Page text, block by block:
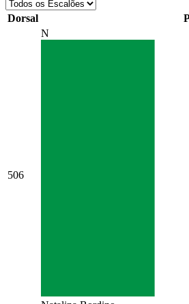
Dorsal
506
N